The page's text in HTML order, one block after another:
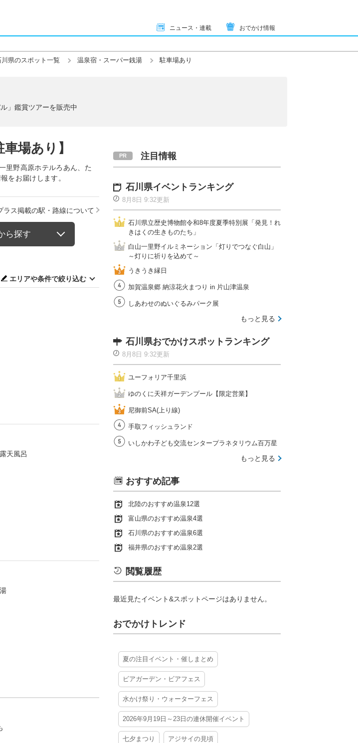
ニュース・連載 おでかけ情報
川県のスポット一覧 温泉宿・スーパー銭湯 駐車場あり
」鑑賞ツアーを販売中
場あり】
里野高原ホテルろあん、た
をお届けします。
ラス掲載の駅・路線について
ら探す
エリアや条件で絞り込む
天風呂
注目情報
石川県イベントランキング
8月8日 9:32更新
石川県立歴史博物館令和8年度夏季特別展「発見！れ
きはくの生きものたち」
白山一里野イルミネーション「灯りでつなぐ白山」
～灯りに祈りを込めて～
うきうき縁日
加賀温泉郷 納涼花火まつり in 片山津温泉
しあわせのぬいぐるみパーク展
もっと見る
石川県おでかけスポットランキング
8月8日 9:32更新
ユーフォリア千里浜
ゆのくに天祥ガーデンプール【限定営業】
尼御前SA(上り線)
手取フィッシュランド
いしかわ子ども交流センタープラネタリウム百万星
もっと見る
おすすめ記事
北陸のおすすめ温泉12選
富山県のおすすめ温泉4選
石川県のおすすめ温泉6選
福井県のおすすめ温泉2選
閲覧履歴
最近見たイベント&スポットページはありません。
おでかけトレンド
夏の注目イベント・催しまとめ
ビアガーデン・ビアフェス
水かけ祭り・ウォーターフェス
2026年9月19日～23日の連休開催イベント
七夕まつり アジサイの見頃